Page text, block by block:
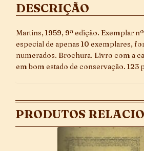
DESCRIÇÃO
Martins, 1959, 9ª edição. Exemplar
especial de apenas 10 exemplares,
numerados. Brochura. Livro com a
em bom estado de conservação. 123
PRODUTOS